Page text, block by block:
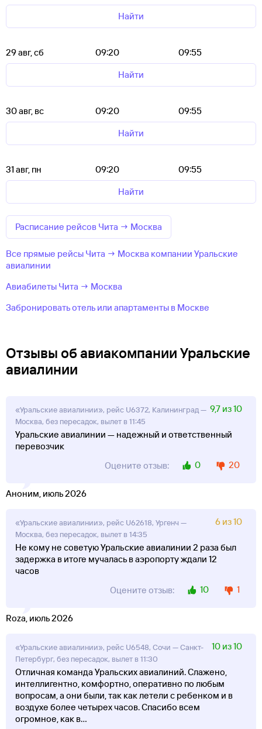
Найти
29 авг, сб 09:20
09:55
Найти
30 авг, вс 09:20
09:55
Найти
31 авг, пн 09:20
09:55
Найти
Расписание рейсов Чита → Москва
Все прямые рейсы Чита → Москва компании Уральские
авиалинии
Авиабилеты Чита → Москва
Забронировать отель или апартаменты в Москве
Отзывы об авиакомпании Уральские
авиалинии
«Уральские авиалинии», рейс U6372, Калининград —
Москва, без пересадок, вылет в 11:45
9,7 из 10
Уральские авиалинии — надежный и ответственный
перевозчик
Оцените отзыв:
0 20
Аноним, июль 2026
«Уральские авиалинии», рейс U62618, Ургенч —
Москва, без пересадок, вылет в 14:35
6 из 10
Не кому не советую Уральские авиалинии 2 раза был
задержка в итоге мучалась в аэропорту ждали 12
часов
Оцените отзыв:
10 1
Roza, июль 2026
«Уральские авиалинии», рейс U6548, Сочи — Санкт-
Петербург, без пересадок, вылет в 11:30
10 из 10
Отличная команда Уральских авиалиний. Слажено,
интеллигентно, комфортно, оперативно по любым
вопросам, а они были, так как летели с ребенком и в
воздухе более четырех часов. Спасибо всем
огромное, как в...